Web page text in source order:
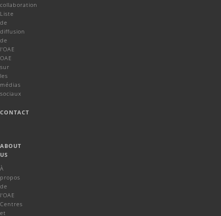
collaboration
Liste
de
diffusion
de
l'OAE
OAE
sur
les
médias
sociaux
CONTACT
ABOUT
US
À
propos
de
l'OAE
Centres
et